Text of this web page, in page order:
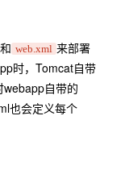
和 web.xml 来部署
时，Tomcat自带
自带的
也会定义每个